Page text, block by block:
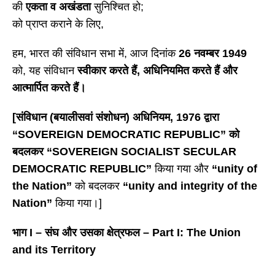
कीएकता व अखंडतासुनिश्चित हो;
को प्राप्त कराने के लिए,
हम, भारत की संविधान सभा में, आज दिनांक 26 नवम्बर 1949
को, यह संविधानस्वीकार करते हैं, अधिनियमित करते हैं और
आत्मार्पित करते हैं।
[संविधान (बयालीसवां संशोधन) अधिनियम, 1976 द्वारा
“SOVEREIGN DEMOCRATIC REPUBLIC” को
बदलकर “SOVEREIGN SOCIALIST SECULAR
DEMOCRATIC REPUBLIC” किया गया और “unity of
the Nation” को बदलकर “unity and integrity of the
Nation” किया गया।]
भाग I – संघ और उसका क्षेत्रफल – Part I: The Union
and its Territory